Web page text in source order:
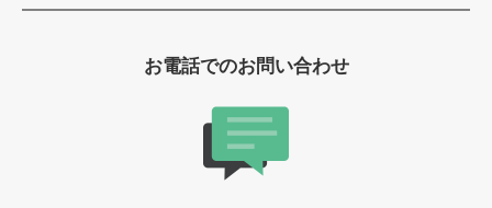
お電話でのお問い合わせ